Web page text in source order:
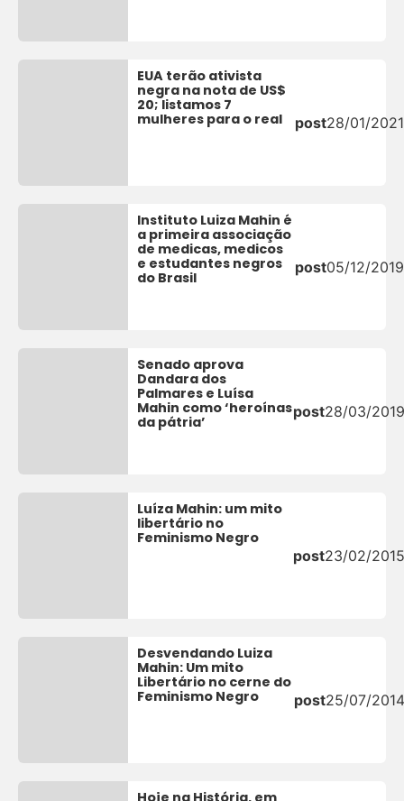
EUA terão ativista
negra na nota de US$
20; listamos 7
mulheres para o real
post28/01/2021
Instituto Luiza Mahin é
a primeira associação
de medicas, medicos
e estudantes negros
do Brasil
post05/12/2019
Senado aprova
Dandara dos
Palmares e Luísa
Mahin como ‘heroínas
da pátria’
post28/03/
Luíza Mahin: um mito
libertário no
Feminismo Negro
post23/02/
Desvendando Luiza
Mahin: Um mito
Libertário no cerne do
Feminismo Negro
post25/07/2014